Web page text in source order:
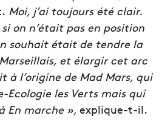
Moi, j’ai toujours été clair.
on n’était pas en position
souhait était de tendre la
et élargir cet arc
à l’origine de Mad Mars, qui
Ecologie les Verts mais qui
En marche », explique-t-il.